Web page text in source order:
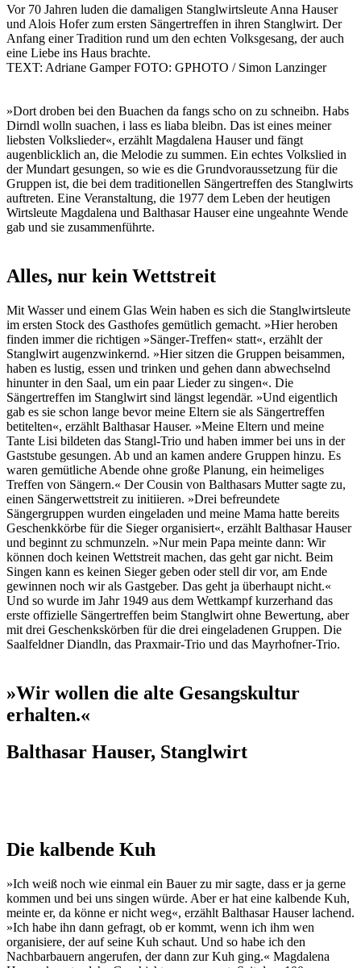
Vor 70 Jahren luden die damaligen Stanglwirtsleute Anna Hauser
und Alois Hofer zum ersten Sängertreffen in ihren Stanglwirt. Der
Anfang einer Tradition rund um den echten Volksgesang, der auch
eine Liebe ins Haus brachte.
TEXT: Adriane Gamper FOTO: GPHOTO / Simon Lanzinger
»Dort droben bei den Buachen da fangs scho on zu schneibn. Habs
Dirndl wolln suachen, i lass es liaba bleibn. Das ist eines meiner
liebsten Volkslieder«, erzählt Magdalena Hauser und fängt
augenblicklich an, die Melodie zu summen. Ein echtes Volkslied in
der Mundart gesungen, so wie es die Grundvoraussetzung für die
Gruppen ist, die bei dem traditionellen Sängertreffen des Stanglwirts
auftreten. Eine Veranstaltung, die 1977 dem Leben der heutigen
Wirtsleute Magdalena und Balthasar Hauser eine ungeahnte Wende
gab und sie zusammenführte.
Alles, nur kein Wettstreit
Mit Wasser und einem Glas Wein haben es sich die Stanglwirtsleute
im ersten Stock des Gasthofes gemütlich gemacht. »Hier heroben
finden immer die richtigen »Sänger-Treffen« statt«, erzählt der
Stanglwirt augenzwinkernd. »Hier sitzen die Gruppen beisammen,
haben es lustig, essen und trinken und gehen dann abwechselnd
hinunter in den Saal, um ein paar Lieder zu singen«. Die
Sängertreffen im Stanglwirt sind längst legendär. »Und eigentlich
gab es sie schon lange bevor meine Eltern sie als Sängertreffen
betitelten«, erzählt Balthasar Hauser. »Meine Eltern und meine
Tante Lisi bildeten das Stangl-Trio und haben immer bei uns in der
Gaststube gesungen. Ab und an kamen andere Gruppen hinzu. Es
waren gemütliche Abende ohne große Planung, ein heimeliges
Treffen von Sängern.« Der Cousin von Balthasars Mutter sagte zu,
einen Sängerwettstreit zu initiieren. »Drei befreundete
Sängergruppen wurden eingeladen und meine Mama hatte bereits
Geschenkkörbe für die Sieger organisiert«, erzählt Balthasar Hauser
und beginnt zu schmunzeln. »Nur mein Papa meinte dann: Wir
können doch keinen Wettstreit machen, das geht gar nicht. Beim
Singen kann es keinen Sieger geben oder stell dir vor, am Ende
gewinnen noch wir als Gastgeber. Das geht ja überhaupt nicht.«
Und so wurde im Jahr 1949 aus dem Wettkampf kurzerhand das
erste offizielle Sängertreffen beim Stanglwirt ohne Bewertung, aber
mit drei Geschenkskörben für die drei eingeladenen Gruppen. Die
Saalfeldner Diandln, das Praxmair-Trio und das Mayrhofner-Trio.
»Wir wollen die alte Gesangskultur
erhalten.«
Balthasar Hauser, Stanglwirt
Die kalbende Kuh
»Ich weiß noch wie einmal ein Bauer zu mir sagte, dass er ja gerne
kommen und bei uns singen würde. Aber er hat eine kalbende Kuh,
meinte er, da könne er nicht weg«, erzählt Balthasar Hauser lachend.
»Ich habe ihn dann gefragt, ob er kommt, wenn ich ihm wen
organisiere, der auf seine Kuh schaut. Und so habe ich den
Nachbarbauern angerufen, der dann zur Kuh ging.« Magdalena